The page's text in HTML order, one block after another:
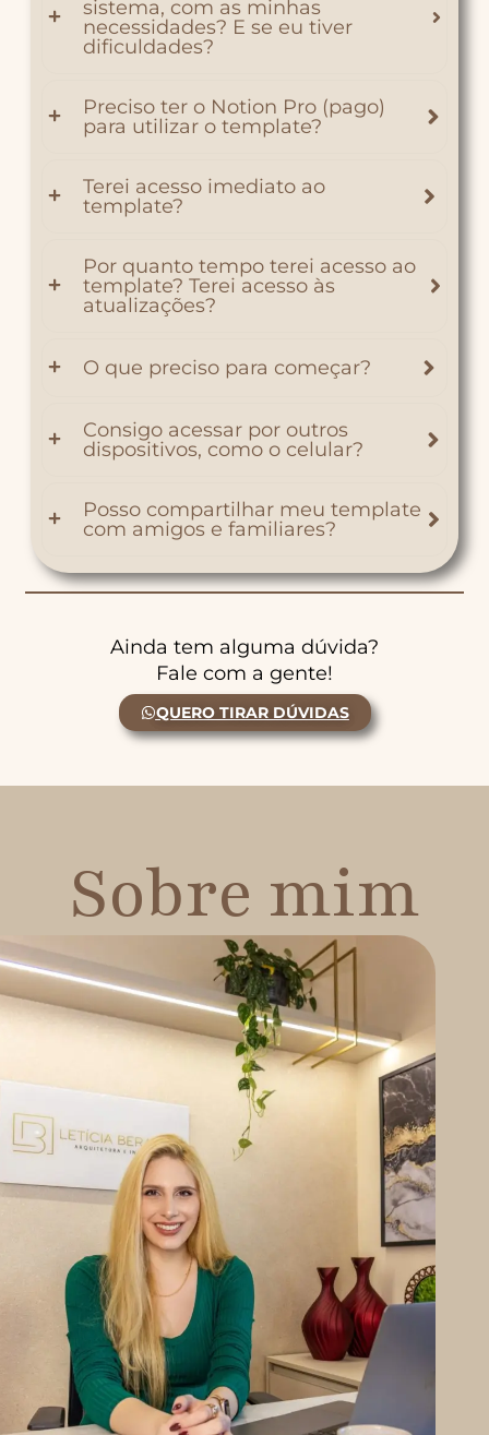
sistema, com as minhas
necessidades? E se eu tiver
dificuldades?
Preciso ter o Notion Pro (pago)
para utilizar o template?
Terei acesso imediato ao
template?
Por quanto tempo terei acesso ao
template? Terei acesso às
atualizações?
O que preciso para começar?
Consigo acessar por outros
dispositivos, como o celular?
Posso compartilhar meu template
com amigos e familiares?
Ainda tem alguma dúvida?
Fale com a gente!
QUERO TIRAR DÚVIDAS
Sobre mim